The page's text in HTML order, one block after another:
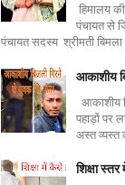
हिमालय
पंचायत से
पंचायत सदस्य श्रीमती बिमला
आकाशीय
आकाशीय
पहाड़ों पर
अस्त
शिक्षा